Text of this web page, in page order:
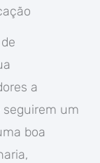
a
um
boa